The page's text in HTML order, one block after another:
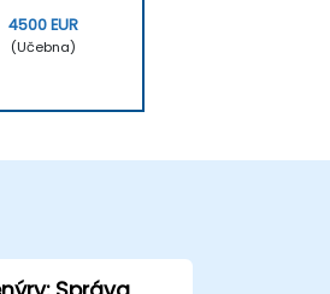
4500 EUR
(Učebna)